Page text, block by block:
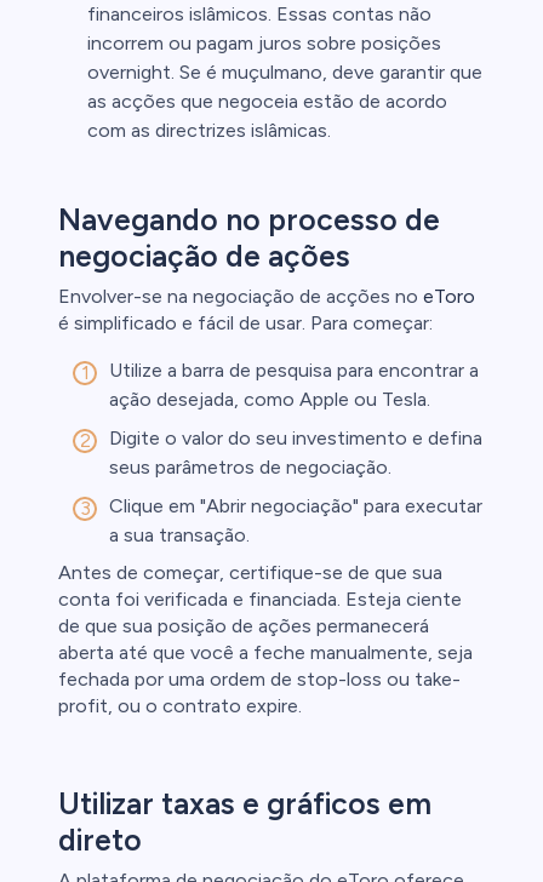
financeiros islâmicos. Essas contas não
incorrem ou pagam juros sobre posições
overnight. Se é muçulmano, deve garantir que
as acções que negoceia estão de acordo
com as directrizes islâmicas.
Navegando no processo de
negociação de ações
Envolver-se na negociação de acções no eToro
é simplificado e fácil de usar. Para começar:
Utilize a barra de pesquisa para encontrar a
ação desejada, como Apple ou Tesla.
Digite o valor do seu investimento e defina
seus parâmetros de negociação.
Clique em "Abrir negociação" para executar
a sua transação.
Antes de começar, certifique-se de que sua
conta foi verificada e financiada. Esteja ciente
de que sua posição de ações permanecerá
aberta até que você a feche manualmente, seja
fechada por uma ordem de stop-loss ou take-
profit, ou o contrato expire.
Utilizar taxas e gráficos em
direto